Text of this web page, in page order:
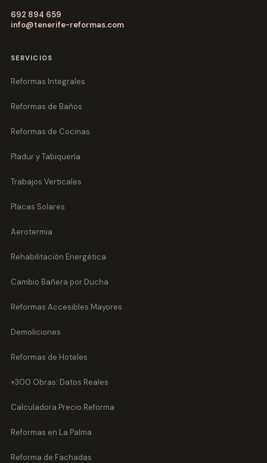
692 894 659
info@tenerife-reformas.com
SERVICIOS
Reformas Integrales
Reformas de Baños
Reformas de Cocinas
Pladur y Tabiquería
Trabajos Verticales
Placas Solares
Aerotermia
Rehabilitación Energética
Cambio Bañera por Ducha
Reformas Accesibles Mayores
Demoliciones
Reformas de Hoteles
+300 Obras: Datos Reales
Calculadora Precio Reforma
Reformas en La Palma
Reforma de Fachadas